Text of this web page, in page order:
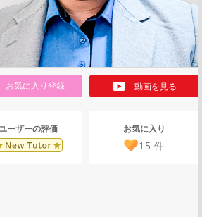
お気に入り登録 動画を見る
ーザーの評価 お気に入り
15 件